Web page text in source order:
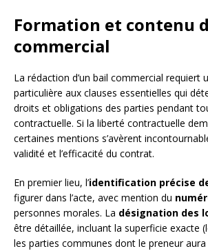
Formation et contenu
commercial
La rédaction d’un bail commercial requiert
particulière aux clauses essentielles qui
droits et obligations des parties pendant
contractuelle. Si la liberté contractuelle
certaines mentions s’avèrent
validité et l’efficacité du contrat.
En premier lieu, l’identification précise
figurer dans l’acte, avec mention du
personnes morales. La désignation des
être détaillée, incluant la superficie exacte
les parties communes dont le preneur aura